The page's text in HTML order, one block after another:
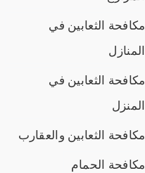
مكافحة الثعابين في
المنازل
مكافحة الثعابين في
المنزل
مكافحة الثعابين والعقارب
مكافحة الحمام